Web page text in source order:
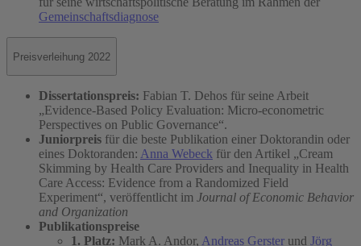
Gemeinschaftsdiagnose
Preisverleihung 2022
Dissertationspreis: Fabian T. Dehos für seine Arbeit
„Evidence-Based Policy Evaluation: Micro-econometric
Perspectives on Public Governance“.
Juniorpreis für die beste Publikation einer Doktorandin oder
eines Doktoranden: Anna Webeck für den Artikel „Cream
Skimming by Health Care Providers and Inequality in Health
Care Access: Evidence from a Randomized Field
Experiment“, veröffentlicht im Journal of Economic Behavior
and Organization
Publikationspreise
1. Platz: Mark A. Andor, Andreas Gerster und Jörg